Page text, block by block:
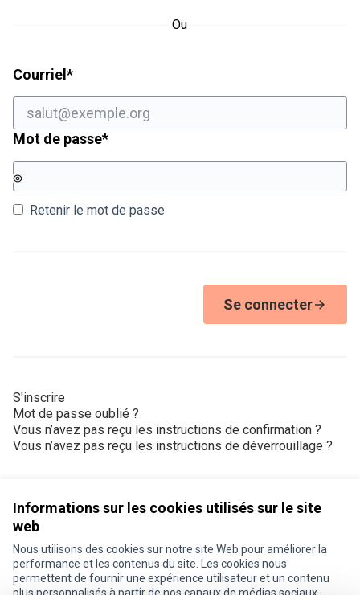
Informations sur les cookies utilisés sur le site
web
Nous utilisons des cookies sur notre site Web pour améliorer la
performance et les contenus du site. Les cookies nous
permettent de fournir une expérience utilisateur et un contenu
Ou
Courriel *Champ obligatoire
Mot de passe*Champ obligatoire
Retenir le mot de passe
Se connecter
S'inscrire
Mot de passe oublié ?
Vous n’avez pas reçu les instructions de confirmation ?
Vous n’avez pas reçu les instructions de déverrouillage ?
Conditions d'utilisation
Paramètres des cookies
Je participe ! sur X
Je participe ! sur Facebook
Je participe ! sur Instagram